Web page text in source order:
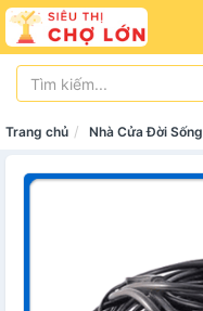
Trang chủ Nhà Cửa Đời Sống